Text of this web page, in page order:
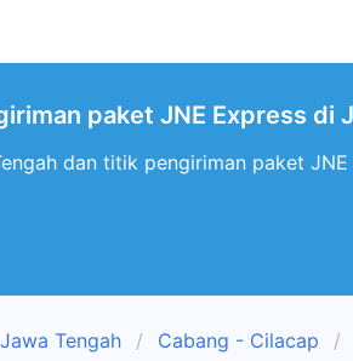
paket JNE Express di
dan titik pengiriman paket
Tengah Cabang - Cilacap